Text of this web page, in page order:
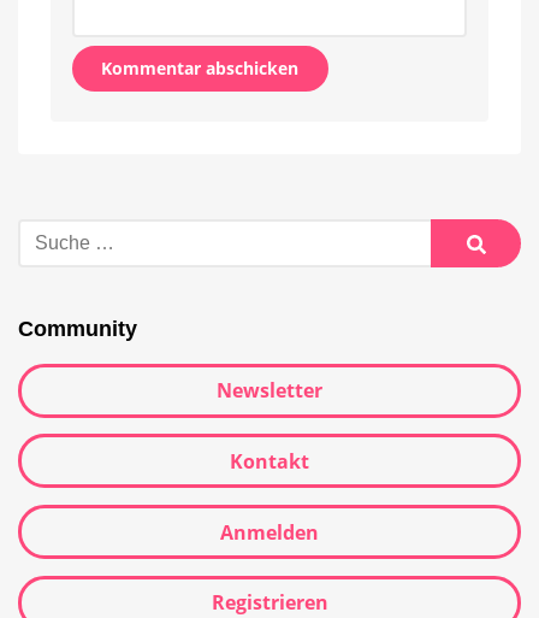
nach:
Suche
Community
Newsletter
Kontakt
Anmelden
Registrieren